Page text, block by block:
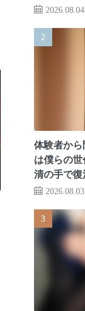
2026.08.04
体験者か
は僕らの
清の手で
2026.08.03